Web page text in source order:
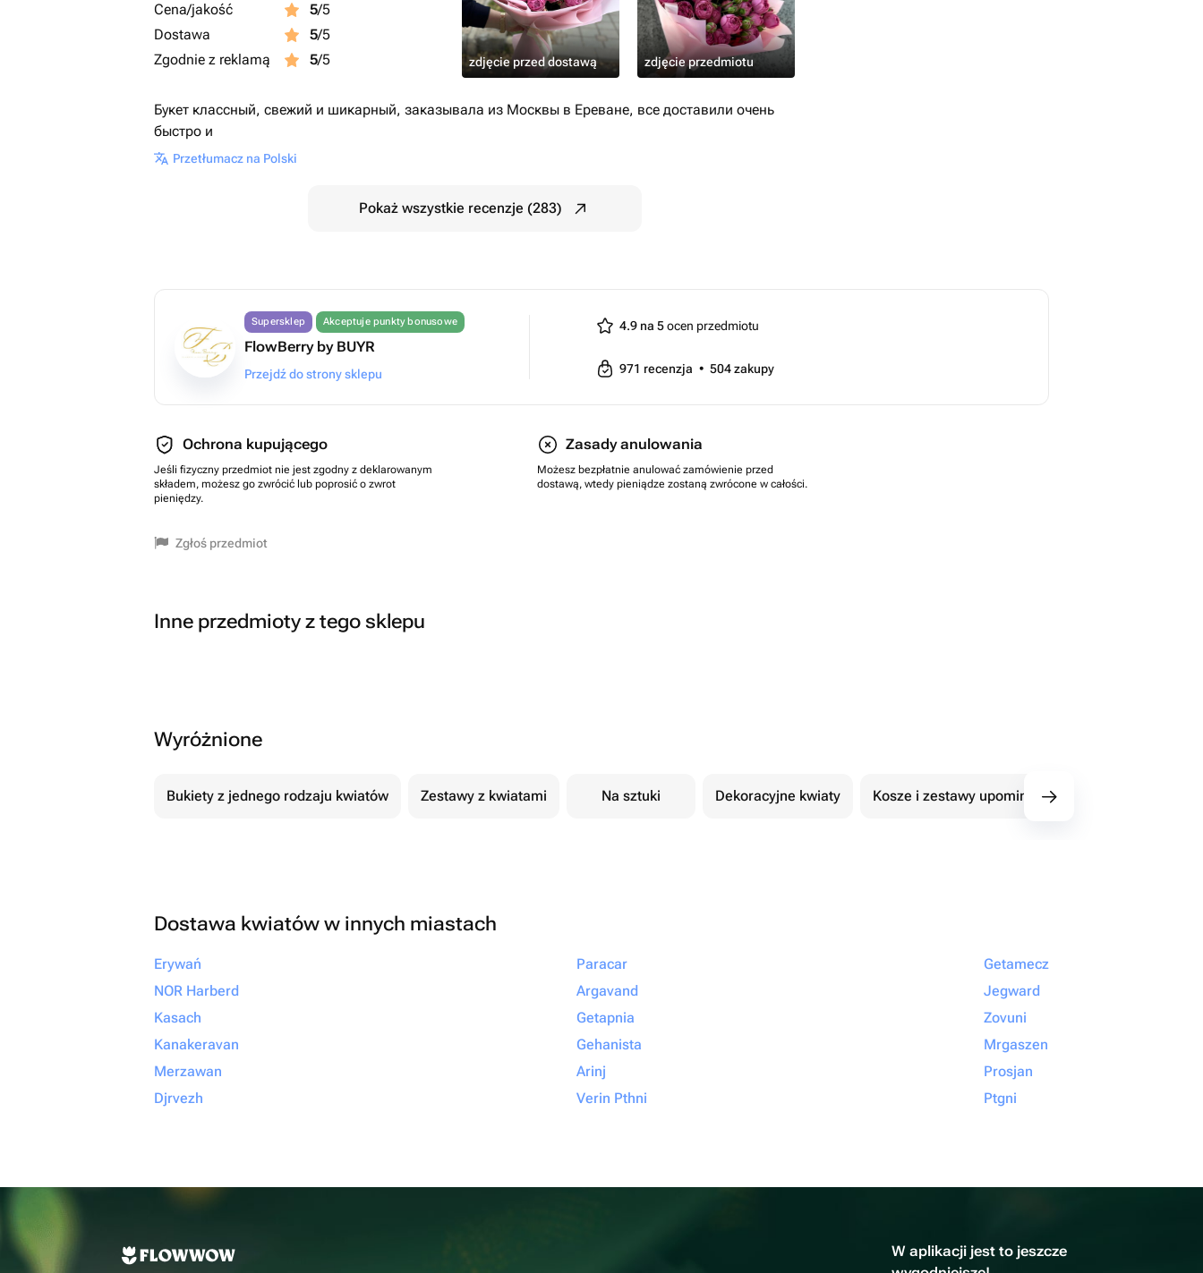
Cena/jakość
5/5
Dostawa
5/5
Zgodnie z reklamą
5/5 zdjęcie przed dostawą zdjęcie przedmiotu
Букет классный, свежий и шикарный, заказывала из Москвы в Ереване, все доставили очень
быстро и
Przetłumacz na Polski
Pokaż wszystkie recenzje (283)
Supersklep Akceptuje punkty bonusowe
FlowBerry by BUYR
Przejdź do strony sklepu
4.9 na 5ocen przedmiotu
971 recenzja • 504zakupy
Ochrona kupującego
Jeśli fizyczny przedmiot nie jest zgodny z deklarowanym
składem, możesz go zwrócić lub poprosić o zwrot
pieniędzy.
Zasady anulowania
Możesz bezpłatnie anulować zamówienie przed
dostawą, wtedy pieniądze zostaną zwrócone w całości.
Zgłoś przedmiot
Inne przedmioty z tego sklepu
Wyróżnione
Bukiety z jednego rodzaju kwiatów Zestawy z kwiatami Na sztuki Dekoracyjne kwiaty Kosze i zestawy upominkowe
Dostawa kwiatów w innych miastach
Erywań
NOR Harberd
Kasach
Kanakeravan
Merzawan
Djrvezh
Paracar
Argavand
Getapnia
Gehanista
Arinj
Verin Pthni
Getamecz
Jegward
Zovuni
Mrgaszen
Prosjan
Ptgni
W aplikacji jest to jeszcze